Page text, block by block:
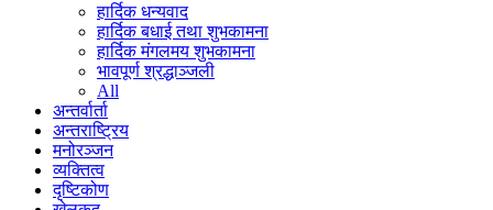
हार्दिक धन्यवाद
हार्दिक बधाई तथा शुभकामना
हार्दिक मंगलमय शुभकामना
भावपूर्ण श्रद्धाञ्जली
All
अन्तर्वार्ता
अन्तराष्ट्रिय
मनोरञ्जन
व्यक्तित्व
दृष्टिकोण